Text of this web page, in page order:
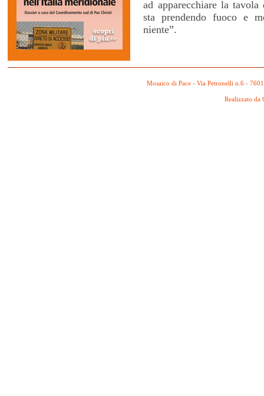
ad apparecchiare la
sta prendendo fuoco e
niente”.
Mosaico di Pace - Via Petronelli n.6 -
Realizzato